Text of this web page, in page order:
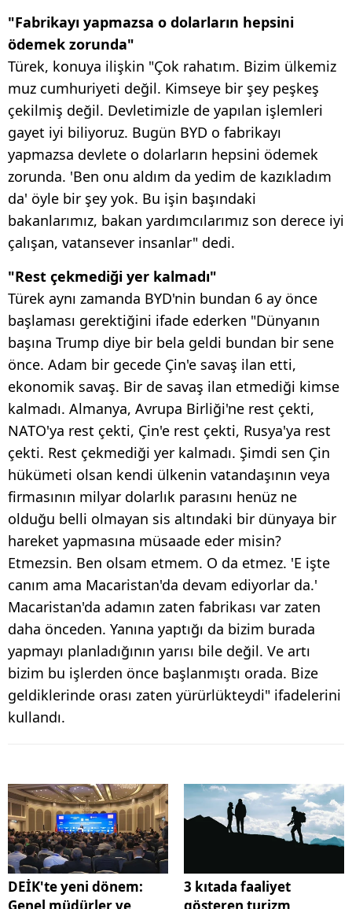
"Fabrikayı yapmazsa o dolarların hepsini
ödemek zorunda"
Türek, konuya ilişkin "Çok rahatım. Bizim ülkemiz
muz cumhuriyeti değil. Kimseye bir şey peşkeş
çekilmiş değil. Devletimizle de yapılan işlemleri
gayet iyi biliyoruz. Bugün BYD o fabrikayı
yapmazsa devlete o dolarların hepsini ödemek
zorunda. 'Ben onu aldım da yedim de kazıkladım
da' öyle bir şey yok. Bu işin başındaki
bakanlarımız, bakan yardımcılarımız son derece iyi
çalışan, vatansever insanlar" dedi.
"Rest çekmediği yer kalmadı"
Türek aynı zamanda BYD'nin bundan 6 ay önce
başlaması gerektiğini ifade ederken "Dünyanın
başına Trump diye bir bela geldi bundan bir sene
önce. Adam bir gecede Çin'e savaş ilan etti,
ekonomik savaş. Bir de savaş ilan etmediği kimse
kalmadı. Almanya, Avrupa Birliği'ne rest çekti,
NATO'ya rest çekti, Çin'e rest çekti, Rusya'ya rest
çekti. Rest çekmediği yer kalmadı. Şimdi sen Çin
hükümeti olsan kendi ülkenin vatandaşının veya
firmasının milyar dolarlık parasını henüz ne
olduğu belli olmayan sis altındaki bir dünyaya bir
hareket yapmasına müsaade eder misin?
Etmezsin. Ben olsam etmem. O da etmez. 'E işte
canım ama Macaristan'da devam ediyorlar da.'
Macaristan'da adamın zaten fabrikası var zaten
daha önceden. Yanına yaptığı da bizim burada
yapmayı planladığının yarısı bile değil. Ve artı
bizim bu işlerden önce başlanmıştı orada. Bize
geldiklerinde orası zaten yürürlükteydi" ifadelerini
kullandı.
DEİK'te yeni dönem:
3 kıtada faaliyet